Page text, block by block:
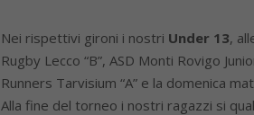
Nei rispettivi gironi i nostri Under 13,
Rugby Lecco “B”, ASD Monti Rovigo
Runners Tarvisium “A” e la domenica
Alla fine del torneo i nostri ragazzi si